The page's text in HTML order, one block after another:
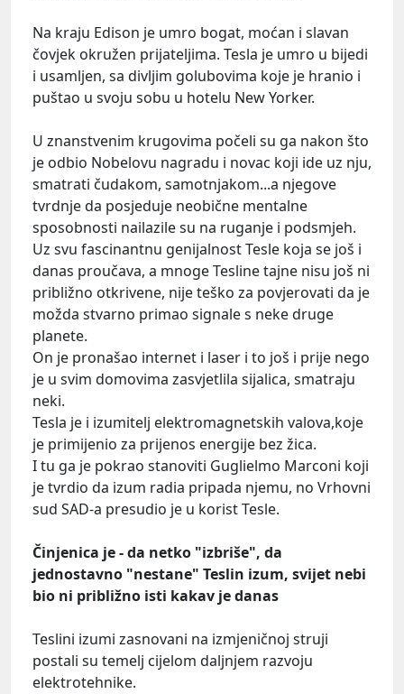
Na kraju Edison je umro bogat, moćan i slavan
čovjek okružen prijateljima. Tesla je umro u bijedi
i usamljen, sa divljim golubovima koje je hranio i
puštao u svoju sobu u hotelu New Yorker.
U znanstvenim krugovima počeli su ga nakon što
je odbio Nobelovu nagradu i novac koji ide uz nju,
smatrati čudakom, samotnjakom...a njegove
tvrdnje da posjeduje neobične mentalne
sposobnosti nailazile su na ruganje i podsmjeh.
Uz svu fascinantnu genijalnost Tesle koja se još i
danas proučava, a mnoge Tesline tajne nisu još ni
približno otkrivene, nije teško za povjerovati da je
možda stvarno primao signale s neke druge
planete.
On je pronašao internet i laser i to još i prije nego
je u svim domovima zasvjetlila sijalica, smatraju
neki.
Tesla je i izumitelj elektromagnetskih valova,koje
je primijenio za prijenos energije bez žica.
I tu ga je pokrao stanoviti Guglielmo Marconi koji
je tvrdio da izum radia pripada njemu, no Vrhovni
sud SAD-a presudio je u korist Tesle.
Činjenica je - da netko "izbriše", da
jednostavno "nestane" Teslin izum, svijet nebi
bio ni približno isti kakav je danas
Teslini izumi zasnovani na izmjeničnoj struji
postali su temelj cijelom daljnjem razvoju
elektrotehnike.